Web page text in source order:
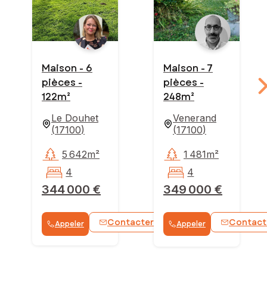
Maison - 6
pièces -
122m²
Le Douhet
(17100)
344 000 €
5 642m²
4
Appeler Contacter
Maison - 7
pièces -
248m²
Venerand
(17100)
349 000 €
1 481m²
4
Appeler